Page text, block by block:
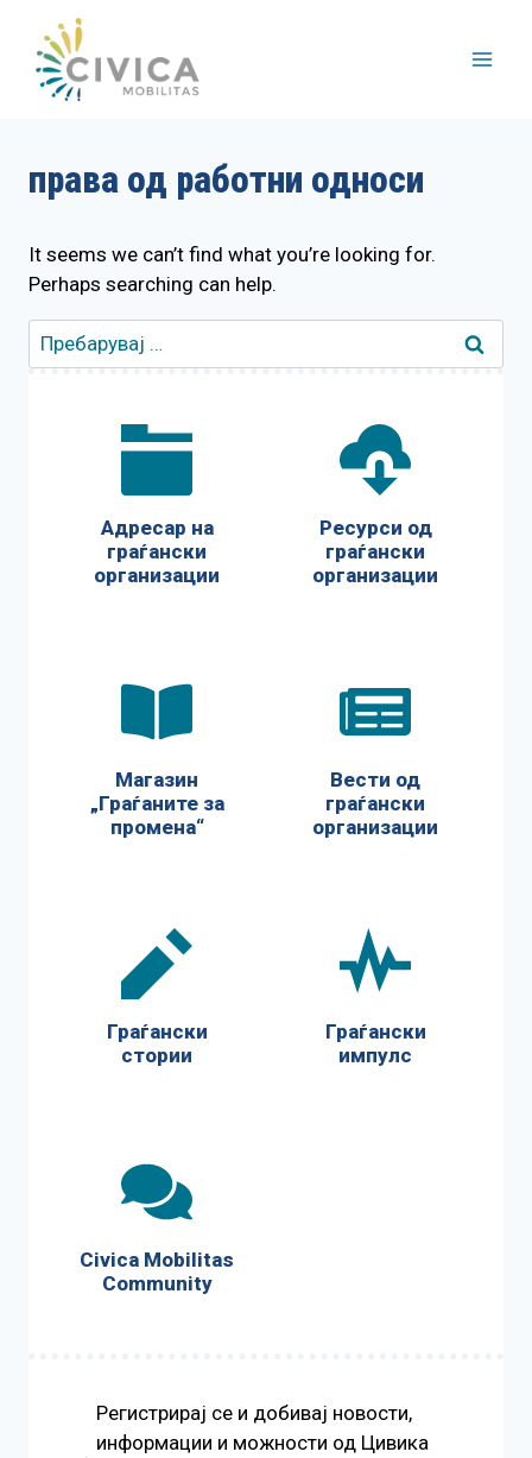
content
права од работни односи
It seems we can’t find what you’re looking for.
Perhaps searching can help.
Пребарувај
за:
Адресар на
граѓански
организации
Ресурси од
граѓански
организации
Магазин
„Граѓаните за
промена“
Вести од
граѓански
организации
Граѓански
стории
Граѓански
импулс
Civica Mobilitas
Community
Регистрирај се и добивај новости,
информации и можности од Цивика